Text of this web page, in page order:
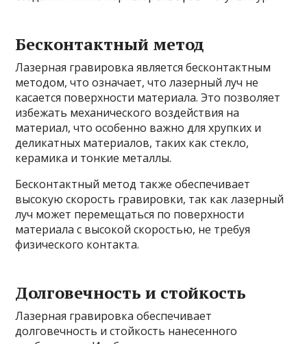
Бесконтактный метод
Лазерная гравировка является бесконтактным
методом, что означает, что лазерный луч не
касается поверхности материала. Это позволяет
избежать механического воздействия на
материал, что особенно важно для хрупких и
деликатных материалов, таких как стекло,
керамика и тонкие металлы.
Бесконтактный метод также обеспечивает
высокую скорость гравировки, так как лазерный
луч может перемещаться по поверхности
материала с высокой скоростью, не требуя
физического контакта.
Долговечность и стойкость
Лазерная гравировка обеспечивает
долговечность и стойкость нанесенного